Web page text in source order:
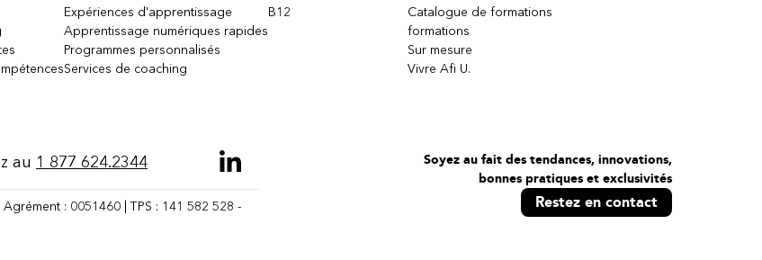
Expériences d'apprentissage
Apprentissage numériques rapides
Programmes personnalisés
Services de coaching
B12
Catalogue de formations
formations
Sur mesure
Vivre Afi U.
au 1 877 624.2344
: 0051460 | TPS : 141 582 528 -
Soyez au fait des tendances, innovations,
bonnes pratiques et exclusivités
Restez en contact